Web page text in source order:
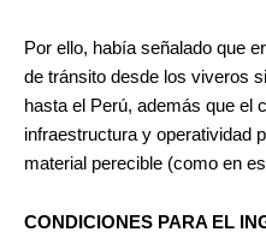
Por ello, había señalado que
de tránsito desde los viveros
hasta el Perú, además que el
infraestructura y operatividad
material perecible (como en
CONDICIONES PARA EL